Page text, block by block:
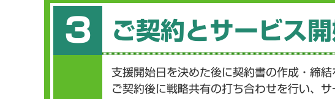
3 ご契約とサービス
支援開始日を決めた後に契約書の作成・締結
ご契約後に戦略共有の打ち合わせを行い、